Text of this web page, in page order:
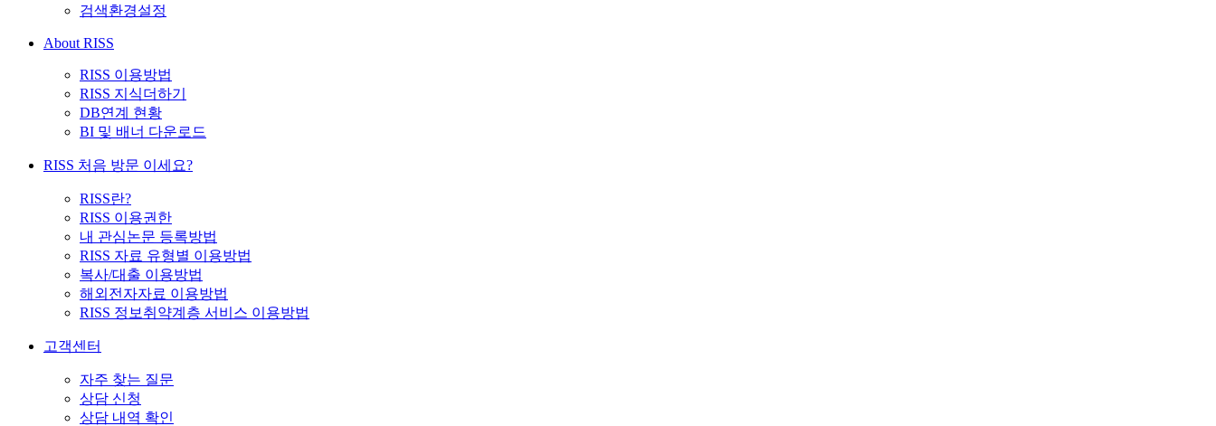
검색환경설정
About RISS
RISS 이용방법
RISS 지식더하기
DB연계 현황
BI 및 배너 다운로드
RISS 처음 방문 이세요?
RISS란?
RISS 이용권한
내 관심논문 등록방법
RISS 자료 유형별 이용방법
복사/대출 이용방법
해외전자자료 이용방법
RISS 정보취약계층 서비스 이용방법
고객센터
자주 찾는 질문
상담 신청
상담 내역 확인